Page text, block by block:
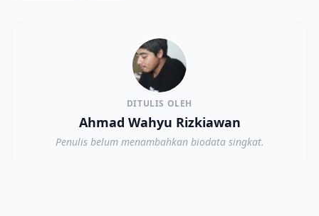
DITULIS OLEH
Ahmad Wahyu Rizkiawan
Penulis belum menambahkan biodata singkat.